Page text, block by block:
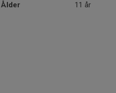
Ålder 11 år